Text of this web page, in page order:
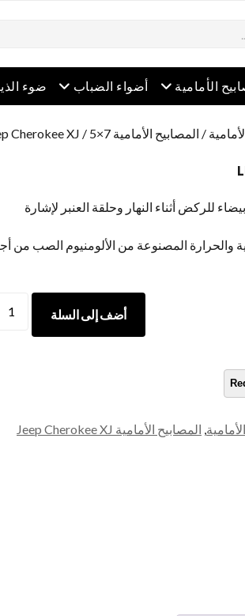
الأمامية أضواء الضباب
افتح القائمة ضوء
افتح
/ المصابيح الأمامية Jeep Cherokee XJ / 5×7 مصابيح LED
للركض أثناء النهار وحلقة العنبر لإشارة
والحرارة المصنوعة من الألومنيوم الصب من
LED
أضف إلى السلة
, المصابيح الأمامية Jeep Cherokee XJ